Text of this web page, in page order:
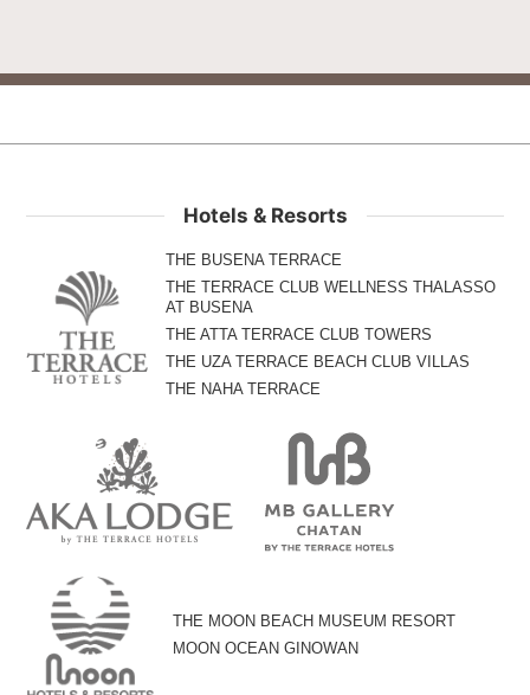
Hotels & Resorts
THE BUSENA TERRACE
THE TERRACE CLUB WELLNESS THALASSO
AT BUSENA
THE ATTA TERRACE CLUB TOWERS
THE UZA TERRACE BEACH CLUB VILLAS
THE NAHA TERRACE
THE MOON BEACH MUSEUM RESORT
MOON OCEAN GINOWAN